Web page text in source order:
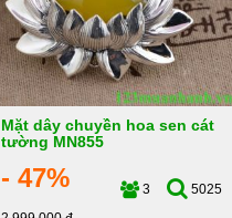
Mặt dây chuyền hoa sen cát
tường MN855
- 47% 3
5025